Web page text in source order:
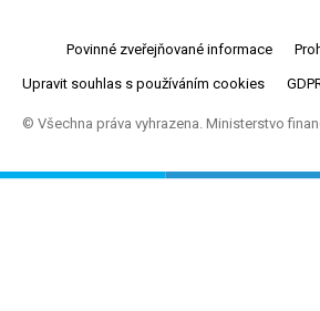
Povinné zveřejňované informace
Upravit souhlas s používáním cookies
© Všechna práva vyhrazena. Ministerstvo